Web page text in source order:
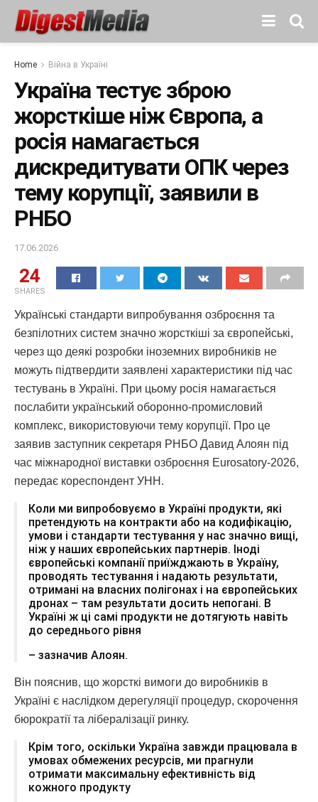
Home Війна в Україні
Україна тестує зброю
жорсткіше ніж Європа, а
росія намагається
дискредитувати ОПК через
тему корупції, заявили в
РНБО
17.06.2026
24
SHARES
Українські стандарти випробування озброєння та
безпілотних систем значно жорсткіші за європейські,
через що деякі розробки іноземних виробників не
можуть підтвердити заявлені характеристики під час
тестувань в Україні. При цьому росія намагається
послабити український оборонно-промисловий
комплекс, використовуючи тему корупції. Про це
заявив заступник секретаря РНБО Давид Алоян під
час міжнародної виставки озброєння Eurosatory-2026,
передає кореспондент УНН.
Коли ми випробовуємо в Україні продукти, які
претендують на контракти або на кодифікацію,
умови і стандарти тестування у нас значно вищі,
ніж у наших європейських партнерів. Іноді
європейські компанії приїжджають в Україну,
проводять тестування і надають результати,
отримані на власних полігонах і на європейських
дронах – там результати досить непогані. В
Україні ж ці самі продукти не дотягують навіть
до середнього рівня
– зазначив Алоян.
Він пояснив, що жорсткі вимоги до виробників в
Україні є наслідком дерегуляції процедур, скорочення
бюрократії та лібералізації ринку.
Крім того, оскільки Україна завжди працювала в
умовах обмежених ресурсів, ми прагнули
отримати максимальну ефективність від
кожного продукту